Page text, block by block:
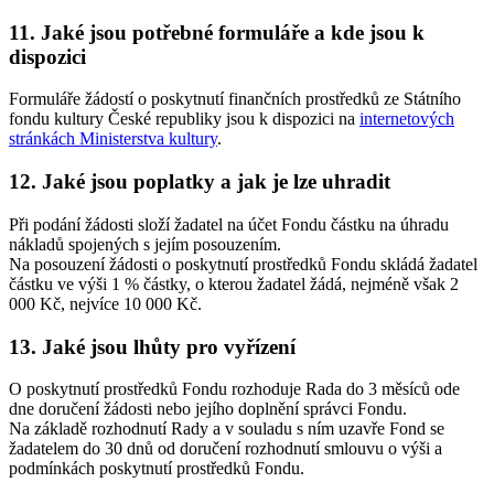
11. Jaké jsou potřebné formuláře a kde jsou k
dispozici
Formuláře žádostí o poskytnutí finančních prostředků ze Státního
fondu kultury České republiky jsou k dispozici na internetových
stránkách Ministerstva kultury.
12. Jaké jsou poplatky a jak je lze uhradit
Při podání žádosti složí žadatel na účet Fondu částku na úhradu
nákladů spojených s jejím posouzením.
Na posouzení žádosti o poskytnutí prostředků Fondu skládá žadatel
částku ve výši 1 % částky, o kterou žadatel žádá, nejméně však 2
000 Kč, nejvíce 10 000 Kč.
13. Jaké jsou lhůty pro vyřízení
O poskytnutí prostředků Fondu rozhoduje Rada do 3 měsíců ode
dne doručení žádosti nebo jejího doplnění správci Fondu.
Na základě rozhodnutí Rady a v souladu s ním uzavře Fond se
žadatelem do 30 dnů od doručení rozhodnutí smlouvu o výši a
podmínkách poskytnutí prostředků Fondu.